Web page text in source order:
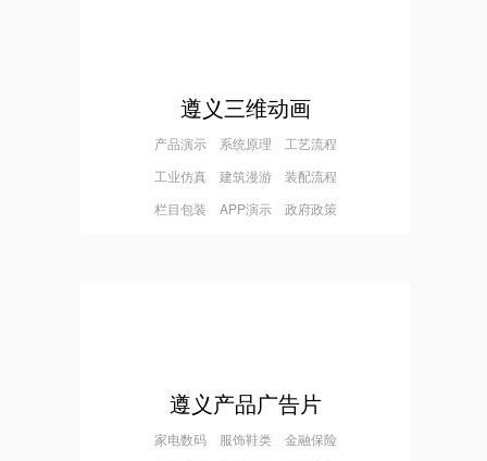
遵义三维动画
产品演示 系统原理 工艺流程
工业仿真 建筑漫游 装配流程
栏目包装 APP演示 政府政策
遵义产品广告片
家电数码 服饰鞋类 金融保险